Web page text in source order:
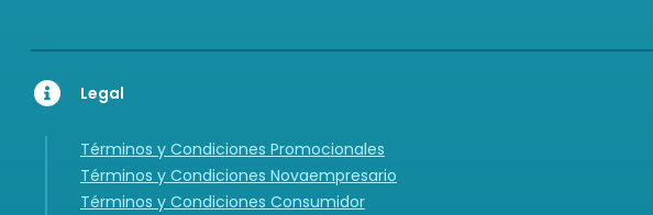
Legal
Términos y Condiciones Promocionales
Términos y Condiciones Novaempresario
Términos y Condiciones Consumidor